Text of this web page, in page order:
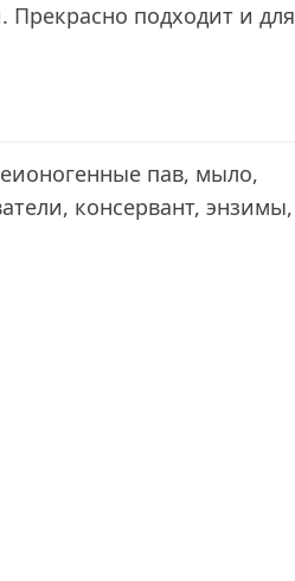
Прекрасно подходит и для
пав, мыло,
консервант, энзимы,